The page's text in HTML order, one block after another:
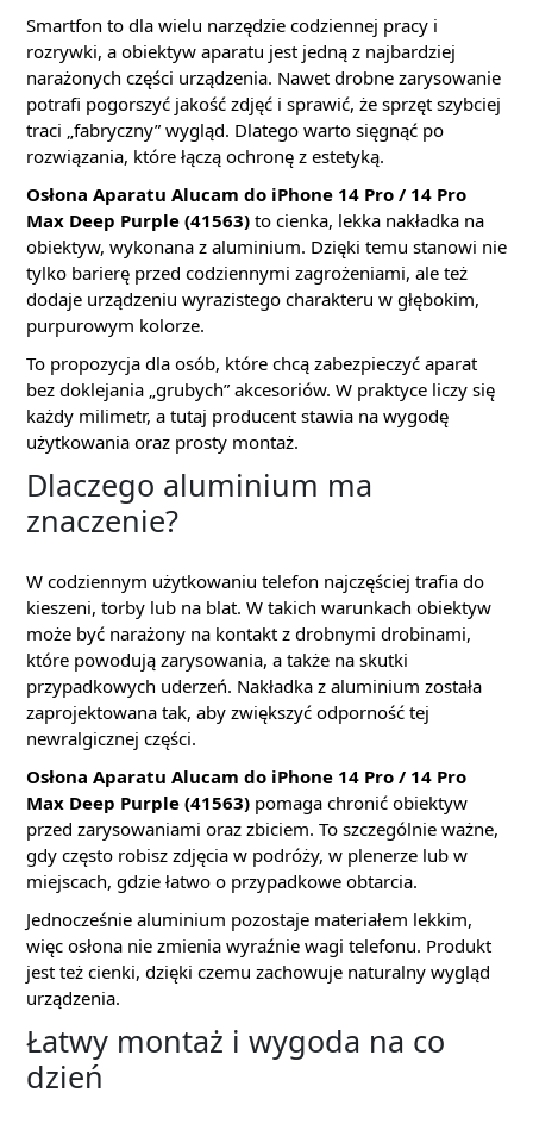
Smartfon to dla wielu narzędzie codziennej pracy i
rozrywki, a obiektyw aparatu jest jedną z najbardziej
narażonych części urządzenia. Nawet drobne zarysowanie
potrafi pogorszyć jakość zdjęć i sprawić, że sprzęt szybciej
traci „fabryczny” wygląd. Dlatego warto sięgnąć po
rozwiązania, które łączą ochronę z estetyką.
Osłona Aparatu Alucam do iPhone 14 Pro / 14 Pro
Max Deep Purple (41563) to cienka, lekka nakładka na
obiektyw, wykonana z aluminium. Dzięki temu stanowi nie
tylko barierę przed codziennymi zagrożeniami, ale też
dodaje urządzeniu wyrazistego charakteru w głębokim,
purpurowym kolorze.
To propozycja dla osób, które chcą zabezpieczyć aparat
bez doklejania „grubych” akcesoriów. W praktyce liczy się
każdy milimetr, a tutaj producent stawia na wygodę
użytkowania oraz prosty montaż.
Dlaczego aluminium ma
znaczenie?
W codziennym użytkowaniu telefon najczęściej trafia do
kieszeni, torby lub na blat. W takich warunkach obiektyw
może być narażony na kontakt z drobnymi drobinami,
które powodują zarysowania, a także na skutki
przypadkowych uderzeń. Nakładka z aluminium została
zaprojektowana tak, aby zwiększyć odporność tej
newralgicznej części.
Osłona Aparatu Alucam do iPhone 14 Pro / 14 Pro
Max Deep Purple (41563) pomaga chronić obiektyw
przed zarysowaniami oraz zbiciem. To szczególnie ważne,
gdy często robisz zdjęcia w podróży, w plenerze lub w
miejscach, gdzie łatwo o przypadkowe obtarcia.
Jednocześnie aluminium pozostaje materiałem lekkim,
więc osłona nie zmienia wyraźnie wagi telefonu. Produkt
jest też cienki, dzięki czemu zachowuje naturalny wygląd
urządzenia.
Łatwy montaż i wygoda na co
dzień